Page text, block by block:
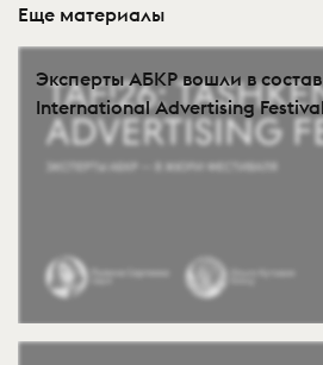
Еще материалы
Эксперты АБКР вошли в
International Advertising